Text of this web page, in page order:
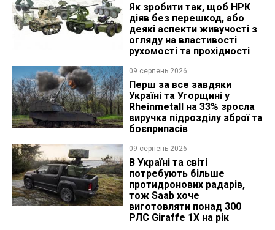
Як зробити так, щоб НРК
діяв без перешкод, або
деякі аспекти живучості з
огляду на властивості
рухомості та прохідності
09 серпень 2026
Перш за все завдяки
Україні та Угорщині у
Rheinmetall на 33% зросла
виручка підрозділу зброї та
боєприпасів
09 серпень 2026
В Україні та світі
потребують більше
протидронових радарів,
тож Saab хоче
виготовляти понад 300
РЛС Giraffe 1X на рік